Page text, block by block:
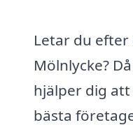
Letar du
Mölnlycke?
hjälper dig
bästa